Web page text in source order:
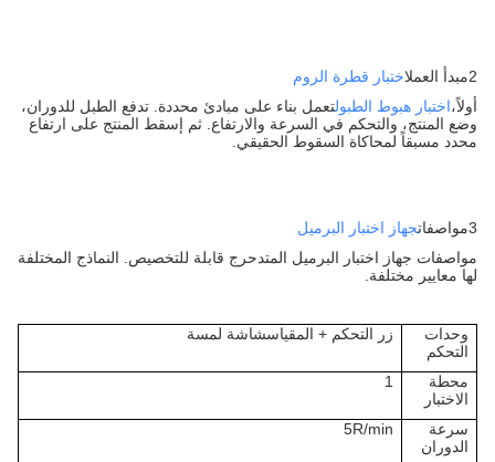
2مبدأ العمل
اختبار قطرة الروم
أولاً،اختبار هبوط الطبولتعمل بناء على مبادئ محددة. تدفع الطبل للدوران،
وضع المنتج، والتحكم في السرعة والارتفاع. ثم إسقط المنتج على ارتفاع
محدد مسبقاً لمحاكاة السقوط الحقيقي.
3مواصفات
جهاز اختبار البرميل
مواصفات جهاز اختبار البرميل المتدحرج قابلة للتخصيص. النماذج المختلفة
لها معايير مختلفة.
وحدات
التحكم
زر التحكم + المقياسشاشة لمسة
محطة
الاختبار
1
سرعة
الدوران
5R/min